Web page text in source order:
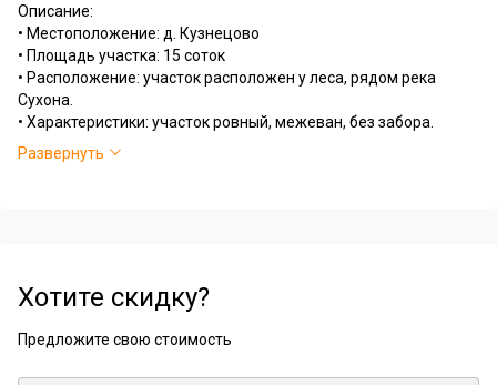
Описание:
• Местоположение: д. Кузнецово
• Площадь участка: 15 соток
• Расположение: участок расположен у леса, рядом река
Сухона.
• Характеристики: участок ровный, межеван, без забора.
Хорошая грейдированная дорога доступна круглый год!
Развернуть
Хотите скидку?
Предложите свою стоимость